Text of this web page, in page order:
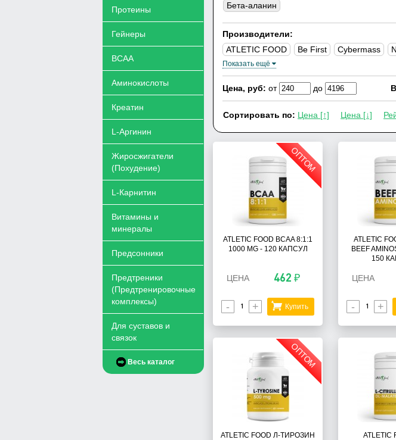
Протеины
Гейнеры
ВСАА
Аминокислоты
Креатин
L-Аргинин
Жиросжигатели
(Похудение)
L-Карнитин
Витамины и
минералы
Предсонники
Предтреники
(Предтренировочные
комплексы)
Для суставов и
связок
Весь каталог
Бета-аланин
Производители:
ATLETIC FOOD
Be First Cybermass
UltraSupps
Показать ещё
Цена, руб: от до
Сортировать по: Цена [↑] Цена [↓]
ОПТОМ
ATLETIC FOOD BCAA 8:1:1
1000 MG - 120 КАПСУЛ
ЦЕНА 462 ₽
- + Купить
ATLETIC
BEEF
150
ЦЕНА
- +
ОПТОМ
ATLETIC FOOD Л-ТИРОЗИН
ATLETIC